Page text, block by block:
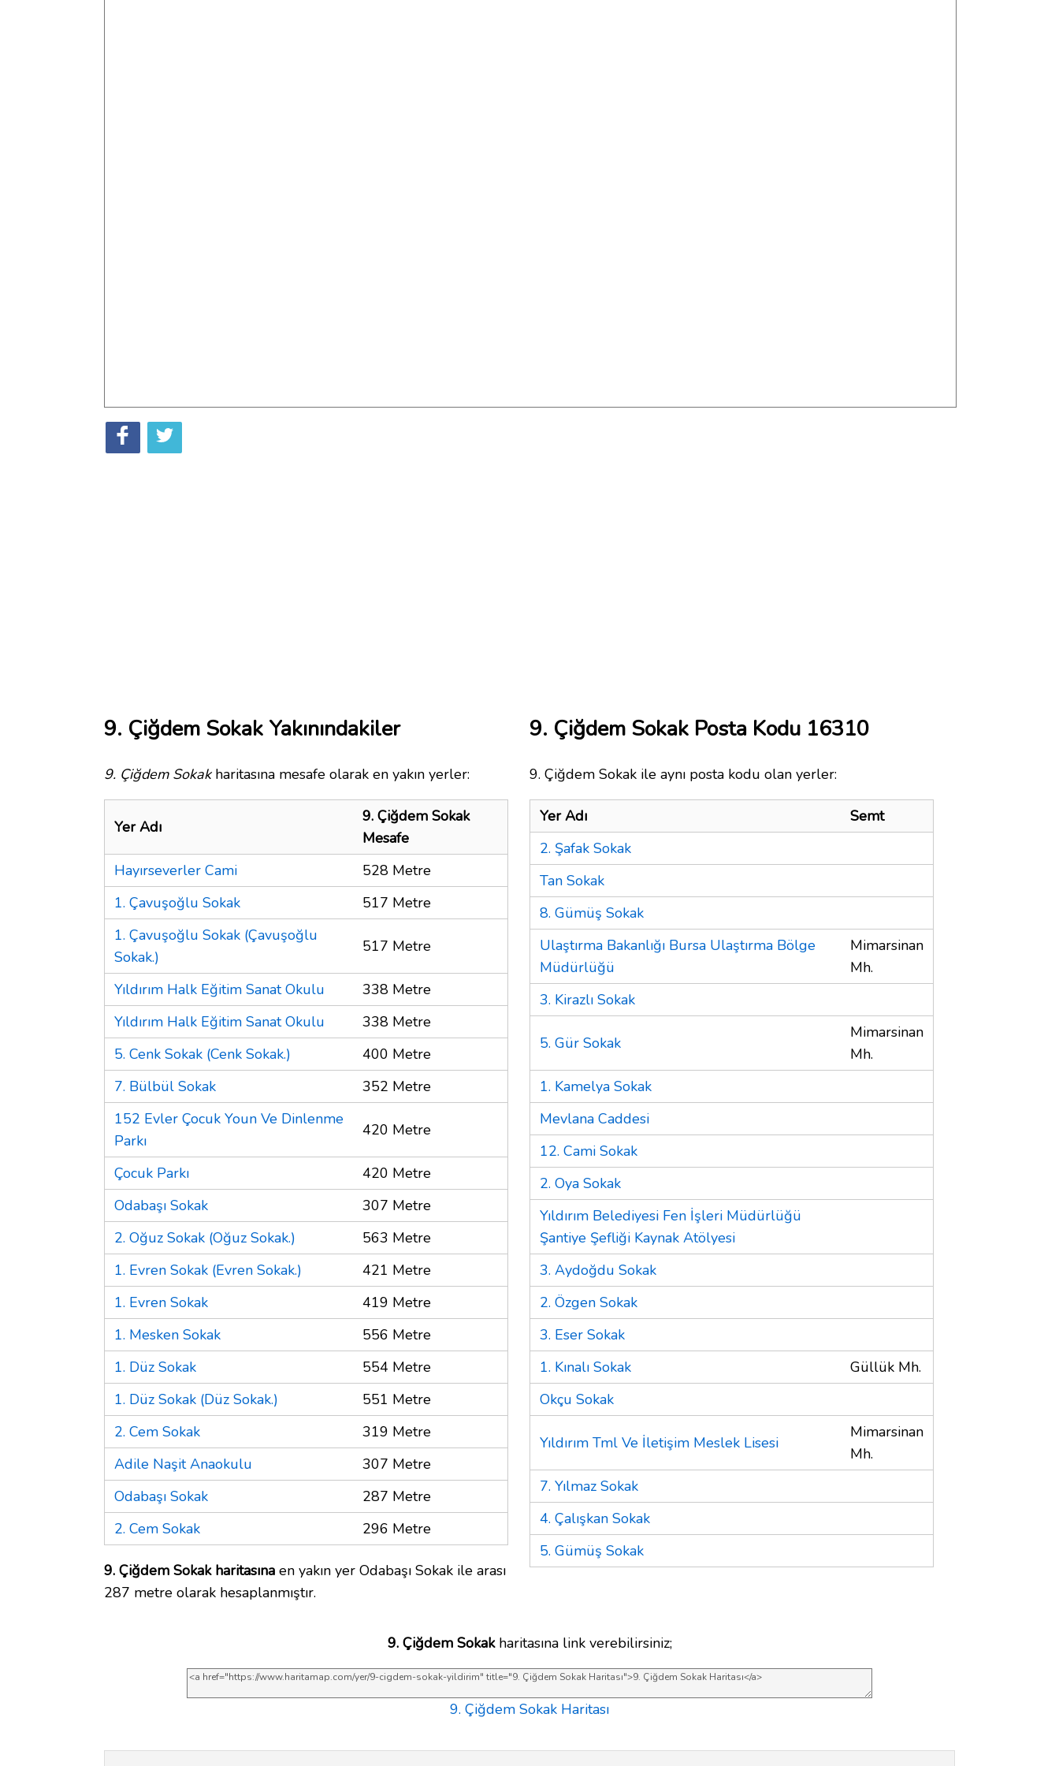
9. Çiğdem Sokak Yakınındakiler
9. Çiğdem Sokakharitasına mesafe olarak en yakın yerler:
Yer Adı
9. Çiğdem Sokak
Mesafe
Hayırseverler Cami
528 Metre
1. Çavuşoğlu Sokak
517 Metre
1. Çavuşoğlu Sokak (Çavuşoğlu
Sokak.)
517 Metre
Yıldırım Halk Eğitim Sanat Okulu
338 Metre
Yıldırım Halk Eğitim Sanat Okulu
338 Metre
5. Cenk Sokak (Cenk Sokak.)
400 Metre
7. Bülbül Sokak
352 Metre
152 Evler Çocuk Youn Ve Dinlenme
Parkı
420 Metre
Çocuk Parkı
420 Metre
Odabaşı Sokak
307 Metre
2. Oğuz Sokak (Oğuz Sokak.)
563 Metre
1. Evren Sokak (Evren Sokak.)
421 Metre
1. Evren Sokak
419 Metre
1. Mesken Sokak
556 Metre
1. Düz Sokak
554 Metre
1. Düz Sokak (Düz Sokak.)
551 Metre
2. Cem Sokak
319 Metre
Adile Naşit Anaokulu
307 Metre
Odabaşı Sokak
287 Metre
2. Cem Sokak
296 Metre
9. Çiğdem Sokak haritasına en yakın yer Odabaşı Sokak ile arası
287 metre olarak hesaplanmıştır.
9. Çiğdem Sokak Posta Kodu 16310
9. Çiğdem Sokak ile aynı posta kodu olan yerler:
Yer Adı
Semt
2. Şafak Sokak
Tan Sokak
8. Gümüş Sokak
Ulaştırma Bakanlığı Bursa Ulaştırma Bölge
Müdürlüğü
Mimarsinan
Mh.
3. Kirazlı Sokak
5. Gür Sokak
Mimarsinan
Mh.
1. Kamelya Sokak
Mevlana Caddesi
12. Cami Sokak
2. Oya Sokak
Yıldırım Belediyesi Fen İşleri Müdürlüğü
Şantiye Şefliği Kaynak Atölyesi
3. Aydoğdu Sokak
2. Özgen Sokak
3. Eser Sokak
1. Kınalı Sokak
Güllük Mh.
Okçu Sokak
Yıldırım Tml Ve İletişim Meslek Lisesi
Mimarsinan
Mh.
7. Yılmaz Sokak
4. Çalışkan Sokak
5. Gümüş Sokak
9. Çiğdem Sokakharitasına link verebilirsiniz;
9. Çiğdem Sokak Haritası